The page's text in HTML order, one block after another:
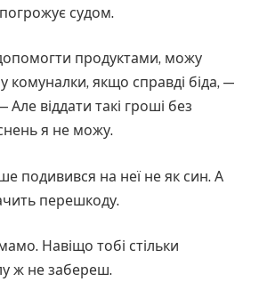
судом.
продуктами, можу
комуналки, якщо справді біда, —
Але віддати такі гроші без
я не можу.
подивився на неї не як син. А
перешкоду.
Навіщо тобі стільки
ж не забереш.